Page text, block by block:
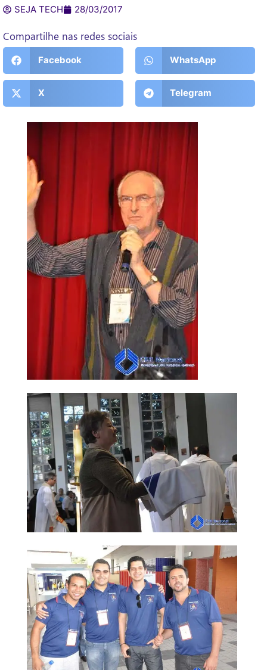
SEJA TECH 28/03/2017
Compartilhe nas redes sociais
Facebook WhatsApp
X Telegram